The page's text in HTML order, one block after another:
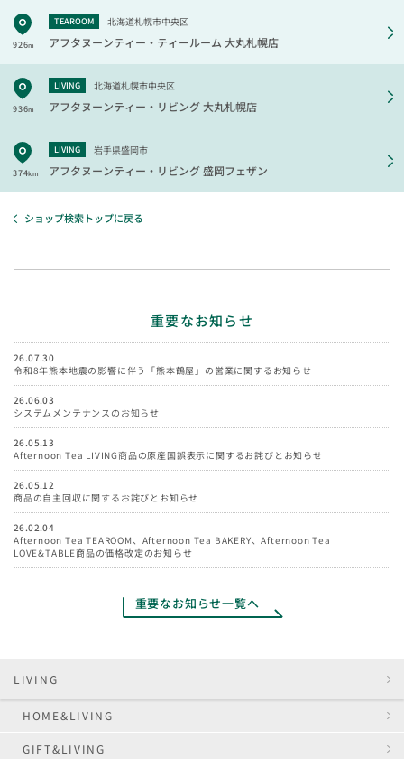
926m
TEAROOM 北海道札幌市中央区
アフタヌーンティー・ティールーム 大丸札幌店
936m
LIVING 北海道札幌市中央区
アフタヌーンティー・リビング大丸札幌店
374km
LIVING 岩手県盛岡市
アフタヌーンティー・リビング盛岡フェザン
ショップ検索トップに戻る
重要なお知らせ
26.07.30
令和8年熊本地震の影響に伴う「熊本鶴屋」の営業に関するお知らせ
26.06.03
システムメンテナンスのお知らせ
26.05.13
Afternoon Tea LIVING商品の原産国誤表示に関するお詫びとお知らせ
26.05.12
商品の自主回収に関するお詫びとお知らせ
26.02.04
Afternoon Tea TEAROOM、Afternoon Tea BAKERY、Afternoon Tea
LOVE&TABLE商品の価格改定のお知らせ
重要なお知らせ一覧へ
LIVING
HOME&LIVING
GIFT&LIVING